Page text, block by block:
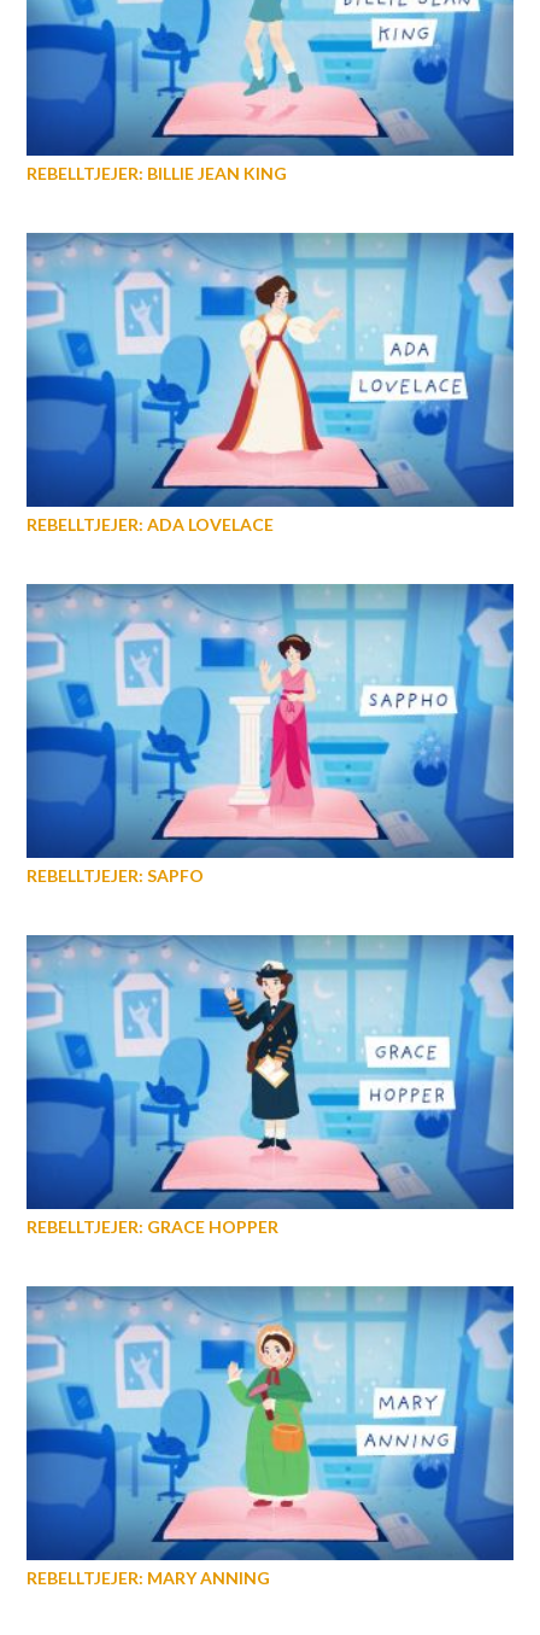
REBELLTJEJER: BILLIE JEAN KING
REBELLTJEJER: ADA LOVELACE
REBELLTJEJER: SAPFO
REBELLTJEJER: GRACE HOPPER
REBELLTJEJER: MARY ANNING